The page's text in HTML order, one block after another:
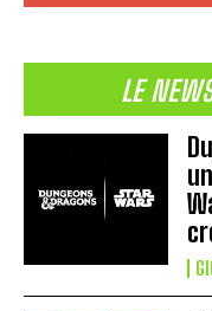
LE